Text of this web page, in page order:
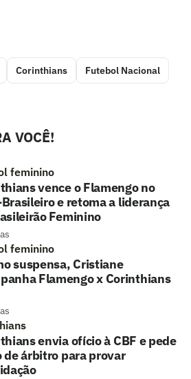
Corinthians Futebol Nacional
VOCÊ!
feminino
vence o Flamengo no
e retoma a liderança
Feminino
feminino
suspensa, Cristiane
Flamengo x Corinthians
envia ofício à CBF e pede
de árbitro para provar